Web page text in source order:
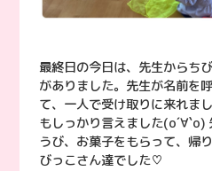
最終日の今日は、先生からち
がありました。先生が名前を
て、一人で受け取りに来れま
もしっかり言えました(о´∀`о)
うび、お菓子をもらって、帰
びっこさん達でした♡